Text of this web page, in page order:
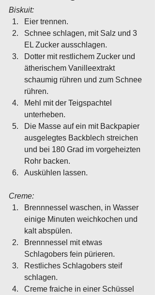
Biskuit:
Eier trennen.
Schnee schlagen, mit Salz und 3
EL Zucker ausschlagen.
Dotter mit restlichem Zucker und
ätherischem Vanilleextrakt
schaumig rühren und zum Schnee
rühren.
Mehl mit der Teigspachtel
unterheben.
Die Masse auf ein mit Backpapier
ausgelegtes Backblech streichen
und bei 180 Grad im vorgeheizten
Rohr backen.
Auskühlen lassen.
Creme:
Brennnessel waschen, in Wasser
einige Minuten weichkochen und
kalt abspülen.
Brennnessel mit etwas
Schlagobers fein pürieren.
Restliches Schlagobers steif
schlagen.
Creme fraiche in einer Schüssel